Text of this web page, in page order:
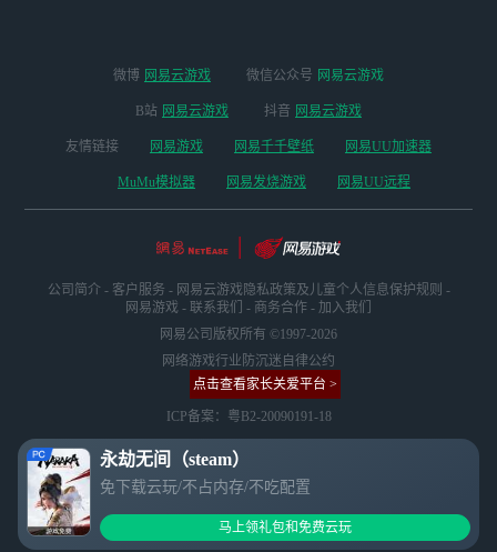
永劫无间（steam）
免下载云玩/不占内存/不吃配置
马上领礼包和免费云玩
微博 网易云游戏 微信公众号 网易云游戏
B站 网易云游戏 抖音 网易云游戏
友情链接 网易游戏 网易千千壁纸 网易UU加速器
MuMu模拟器 网易发烧游戏 网易UU远程
公司简介 - 客户服务 - 网易云游戏隐私政策及儿童个人信息保护规则 -
网易游戏 - 联系我们 - 商务合作 - 加入我们
网易公司版权所有 ©1997-2026
网络游戏行业防沉迷自律公约
点击查看家长关爱平台 >
ICP备案：粤B2-20090191-18